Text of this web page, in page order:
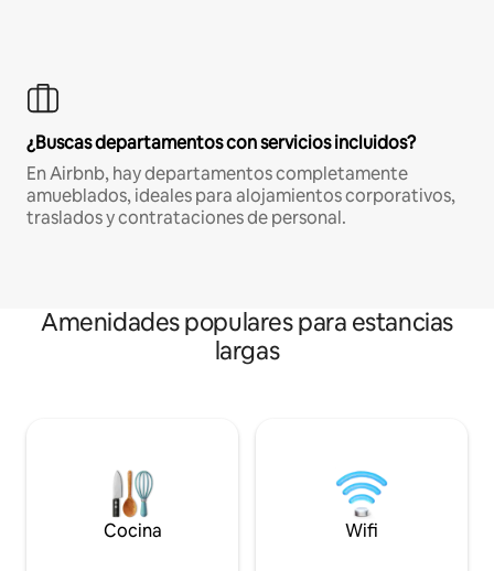
¿Buscas departamentos con servicios incluidos?
En Airbnb, hay departamentos completamente
amueblados, ideales para alojamientos corporativos,
traslados y contrataciones de personal.
Amenidades populares para estancias
largas
Cocina Wifi